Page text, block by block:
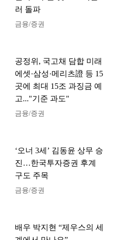
러 돌파
금융/증권
공정위, 국고채 담합 미래
에셋·삼성·메리츠證 등 15
곳에 최대 15조 과징금 예
고..."기준 과도"
금융/증권
‘오너 3세’ 김동윤 상무 승
진…한국투자증권 후계
구도 주목
금융/증권
배우 박지현 “제우스의 세